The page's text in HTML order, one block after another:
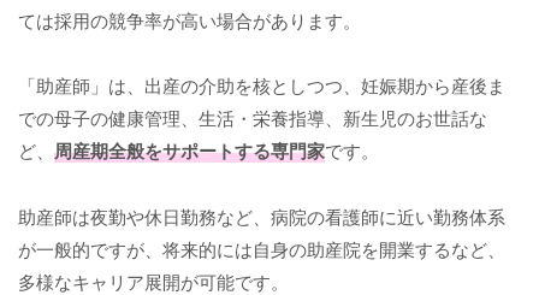
ては採用の競争率が高い場合があります。
「助産師」は、出産の介助を核としつつ、妊娠期から産後ま
での母子の健康管理、生活・栄養指導、新生児のお世話な
ど、 周産期全般をサポートする専門家です。
助産師は夜勤や休日勤務など、病院の看護師に近い勤務体系
が一般的ですが、将来的には自身の助産院を開業するなど、
多様なキャリア展開が可能です。